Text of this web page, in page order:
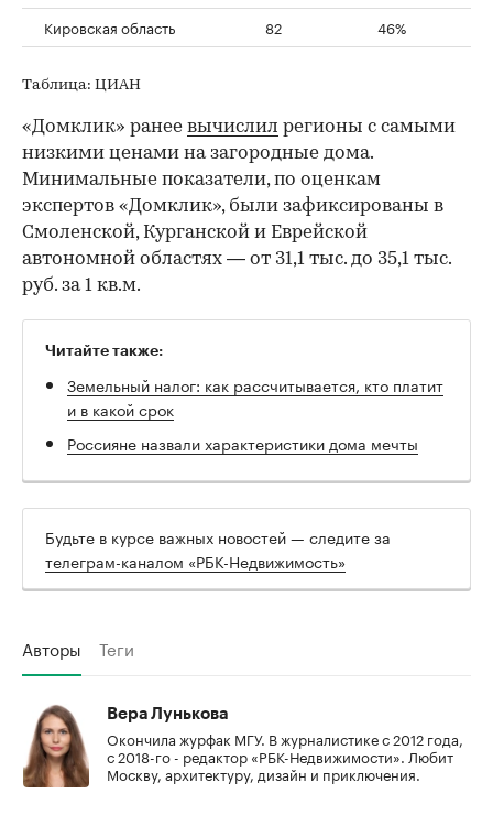
Кировская область
82 46%
Таблица: ЦИАН
«Домклик» ранее вычислил регионы с самыми
низкими ценами на загородные дома.
Минимальные показатели, по оценкам
экспертов «Домклик», были зафиксированы в
Смоленской, Курганской и Еврейской
автономной областях — от 31,1 тыс. до 35,1 тыс.
руб. за 1 кв.м.
Читайте также:
Земельный налог: как рассчитывается, кто платит
и в какой срок
Россияне назвали характеристики дома мечты
Будьте в курсе важных новостей — следите за
телеграм-каналом «РБК-Недвижимость»
Авторы Теги
Вера Лунькова
Окончила журфак МГУ. В журналистике с 2012 года,
с 2018-го - редактор «РБК-Недвижимости». Любит
Москву, архитектуру, дизайн и приключения.